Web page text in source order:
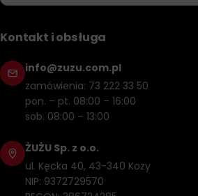
Kontakt i obsługa
info@zuzu.com.pl
zamówienia: 73 222 33 50
pon. – pt. 08:00 – 16:00
sob. 08:00 – 13:00
ŻUŻU Sp. z o.o.
ul. Kęcka 40, 43-340 Kozy
NIP: 9372729570